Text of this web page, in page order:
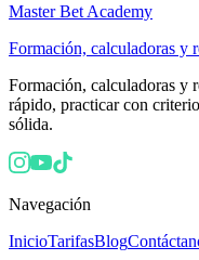
Master Bet Academy
Formación, calculadoras y
Formación, calculadoras y
rápido, practicar con
sólida.
Navegación
InicioTarifasBlog